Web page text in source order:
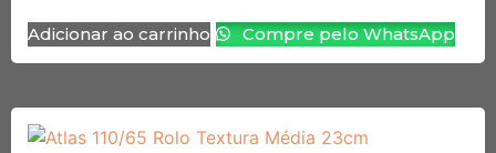
Adicionar ao carrinho Compre pelo WhatsApp